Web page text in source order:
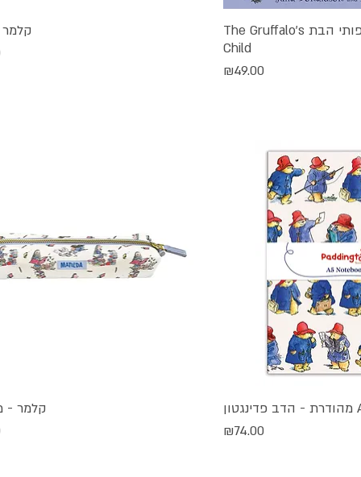
מהירה
ספר משחק טרופותי הבת The Gruffalo's
Child
מחיר
₪49.00
מהירה
מחיר
₪74.00
קלמר -